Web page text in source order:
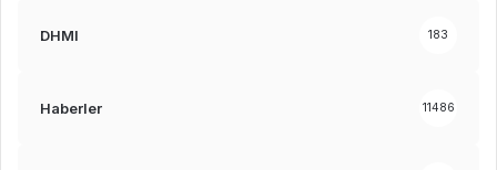
DHMI 183
Haberler 11486